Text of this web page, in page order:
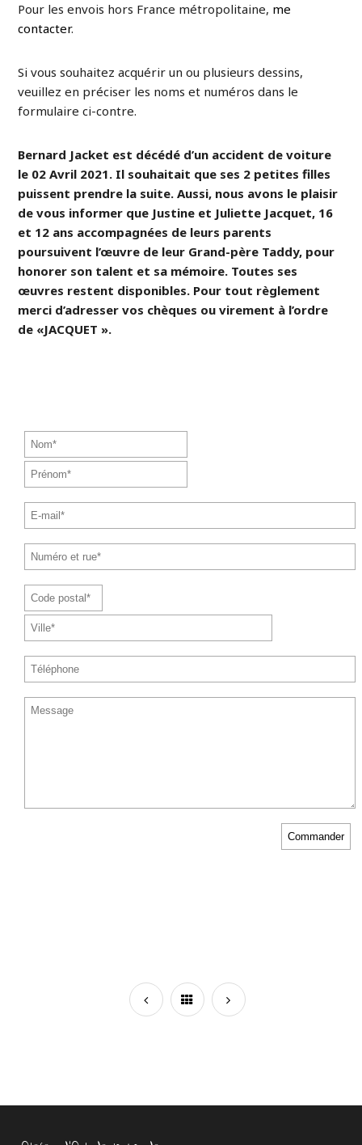
Pour les envois hors France métropolitaine, me
contacter.
Si vous souhaitez acquérir un ou plusieurs dessins,
veuillez en préciser les noms et numéros dans le
formulaire ci-contre.
Bernard Jacket est décédé d’un accident de voiture
le 02 Avril 2021. Il souhaitait que ses 2 petites filles
puissent prendre la suite. Aussi, nous avons le plaisir
de vous informer que Justine et Juliette Jacquet, 16
et 12 ans accompagnées de leurs parents
poursuivent l’œuvre de leur Grand-père Taddy, pour
honorer son talent et sa mémoire. Toutes ses
œuvres restent disponibles. Pour tout règlement
merci d’adresser vos chèques ou virement à l’ordre
de «JACQUET ».